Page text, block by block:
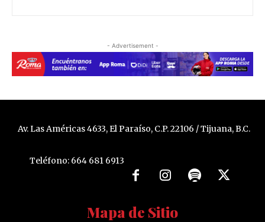
- Advertisement -
Av. Las Américas 4633, El Paraíso, C.P. 22106 / Tijuana, B.C.
Teléfono: 664 681 6913
Mapa de Sitio